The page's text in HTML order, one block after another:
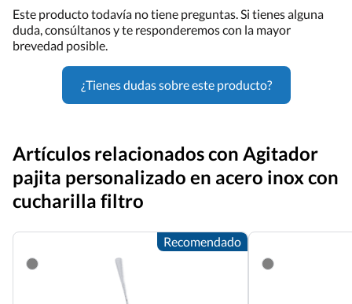
Este producto todavía no tiene preguntas. Si tienes alguna
duda, consúltanos y te responderemos con la mayor
brevedad posible.
¿Tienes dudas sobre este producto?
Artículos relacionados con Agitador
pajita personalizado en acero inox con
cucharilla filtro
Recomendado